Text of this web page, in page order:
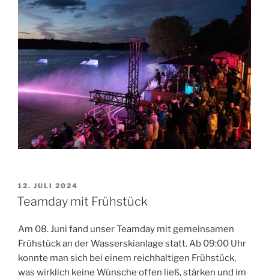
VERÖFFENTLICHT
AM
12. JULI 2024
Teamday mit Frühstück
Am 08. Juni fand unser Teamday mit gemeinsamen
Frühstück an der Wasserskianlage statt. Ab 09:00 Uhr
konnte man sich bei einem reichhaltigen Frühstück,
was wirklich keine Wünsche offen ließ, stärken und im